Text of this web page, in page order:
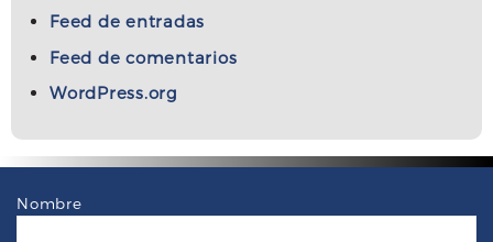
Feed de entradas
Feed de comentarios
WordPress.org
Nombre